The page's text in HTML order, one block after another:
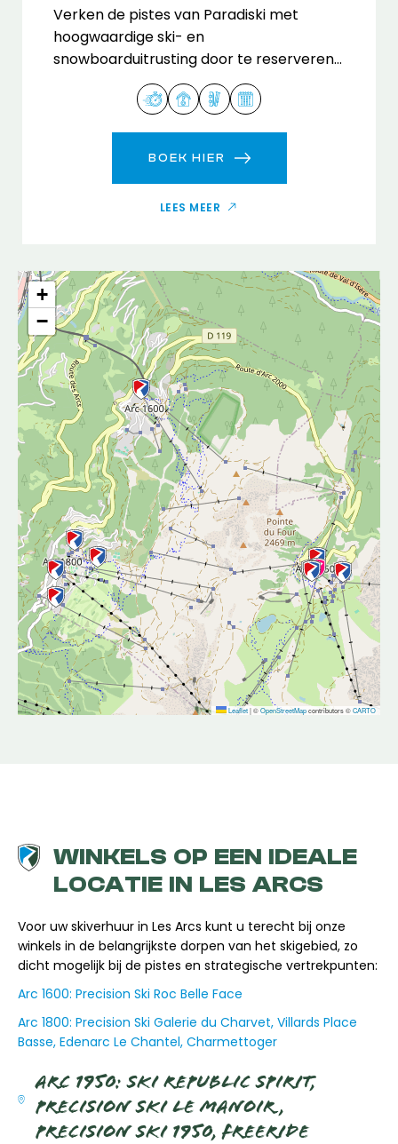
Verken de pistes van Paradiski met
hoogwaardige ski- en
snowboarduitrusting door te reserveren
bij onze verhuurwinkel Spirit Arc 1950.
BOEK HIER
LEES MEER
+
−
Leaflet|©OpenStreetMapcontributors ©CARTO
WINKELS OP EEN IDEALE
LOCATIE IN LES ARCS
Voor uw skiverhuur in Les Arcs kunt u terecht bij onze
winkels in de belangrijkste dorpen van het skigebied, zo
dicht mogelijk bij de pistes en strategische vertrekpunten:
Arc 1600: Precision Ski Roc Belle Face
Arc 1800: Precision Ski Galerie du Charvet, Villards Place
Basse, Edenarc Le Chantel, Charmettoger
ARC 1950: SKI REPUBLIC SPIRIT,
PRECISION SKI LE MANOIR,
PRECISION SKI 1950, FREERIDE